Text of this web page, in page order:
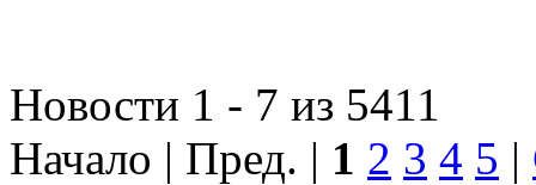
Новости 1 - 7 из 5411
Начало | Пред. | 1 2 3 4 5 |